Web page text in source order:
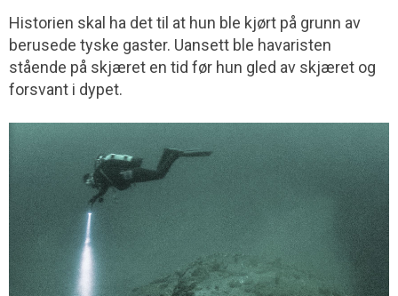
Historien skal ha det til at hun ble kjørt på grunn av
berusede tyske gaster. Uansett ble havaristen
stående på skjæret en tid før hun gled av skjæret og
forsvant i dypet.